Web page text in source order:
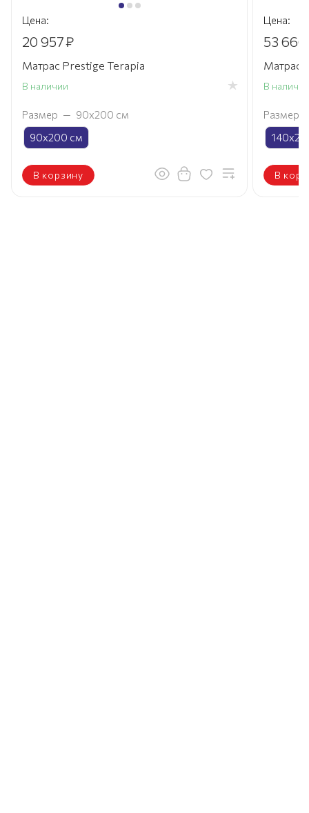
Цена:
20 957₽
Матрас Prestige Terapia
В наличии
Размер — 90х200 см
90х200 см
В корзину
Цена:
53 666
Матрас
В наличии
Размер
В